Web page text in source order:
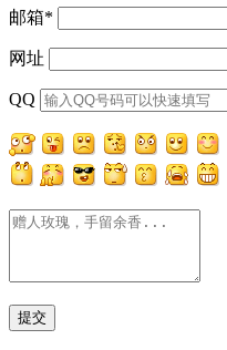
邮箱*
网址
QQ